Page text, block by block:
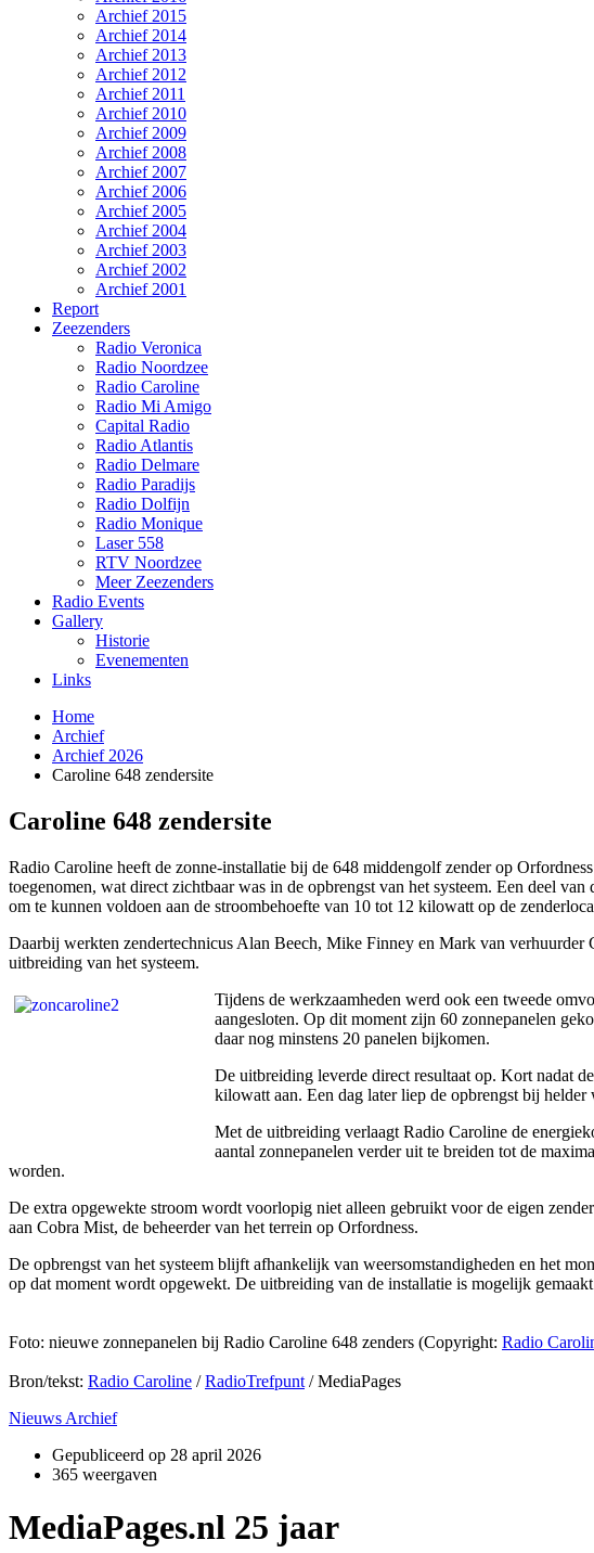
Archief 2015
Archief 2014
Archief 2013
Archief 2012
Archief 2011
Archief 2010
Archief 2009
Archief 2008
Archief 2007
Archief 2006
Archief 2005
Archief 2004
Archief 2003
Archief 2002
Archief 2001
Report
Zeezenders
Radio Veronica
Radio Noordzee
Radio Caroline
Radio Mi Amigo
Capital Radio
Radio Atlantis
Radio Delmare
Radio Paradijs
Radio Dolfijn
Radio Monique
Laser 558
RTV Noordzee
Meer Zeezenders
Radio Events
Gallery
Historie
Evenementen
Links
Home
Archief
Archief 2026
Caroline 648 zendersite
Caroline 648 zendersite
Radio Caroline heeft de zonne-installatie bij de 648 middengolf zender op
toegenomen, wat direct zichtbaar was in de opbrengst van het systeem. Een deel
om te kunnen voldoen aan de stroombehoefte van 10 tot 12 kilowatt op de
Daarbij werkten zendertechnicus Alan Beech, Mike Finney en Mark van
uitbreiding van het systeem.
Tijdens de werkzaamheden werd ook een tweede
aangesloten. Op dit moment zijn 60 zonnepanelen
daar nog minstens 20 panelen bijkomen.
De uitbreiding leverde direct resultaat op. Kort nadat
kilowatt aan. Een dag later liep de opbrengst bij
Met de uitbreiding verlaagt Radio Caroline de
aantal zonnepanelen verder uit te breiden tot de
worden.
De extra opgewekte stroom wordt voorlopig niet alleen gebruikt voor de eigen
aan Cobra Mist, de beheerder van het terrein op Orfordness.
De opbrengst van het systeem blijft afhankelijk van weersomstandigheden en het
op dat moment wordt opgewekt. De uitbreiding van de installatie is mogelijk gemaakt
Foto: nieuwe zonnepanelen bij Radio Caroline 648 zenders (Copyright: Radio
Bron/tekst: Radio Caroline /RadioTrefpunt / MediaPages
Nieuws Archief
Gepubliceerd op 28 april 2026
365 weergaven
MediaPages.nl 25 jaar